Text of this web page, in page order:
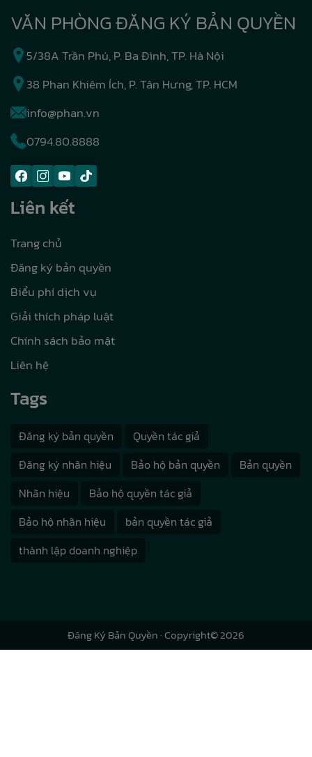
VĂN PHÒNG ĐĂNG KÝ BẢN QUYỀN
5/38A Trần Phú, P. Ba Đình, TP. Hà Nội
38 Phan Khiêm Ích, P. Tân Hưng, TP. HCM
info@phan.vn
0794.80.8888
Liên kết
Trang chủ
Đăng ký bản quyền
Biểu phí dịch vụ
Giải thích pháp luật
Chính sách bảo mật
Liên hệ
Tags
Đăng ký bản quyền
Quyền tác giả
Đăng ký nhãn hiệu
Bảo hộ bản quyền
Bản quyền
Nhãn hiệu
Bảo hộ quyền tác giả
Bảo hộ nhãn hiệu
bản quyền tác giả
thành lập doanh nghiệp
Đăng Ký Bản Quyền· Copyright© 2026